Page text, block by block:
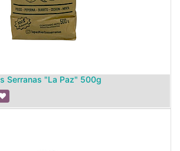
Serranas "La Paz" 500g